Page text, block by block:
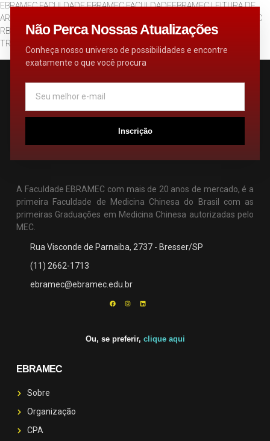
EBRAMECFACULDADE EBRAMECFACULDADEEBRAMECLEITURA DE
ARTIGOS
MTC
RBMC
REVISTARevista Brasileira de Medicina Chinesa SAUDE
TRATAMENTO
Não Perca Nossas Atualizações
Conheça nosso universo de possibilidades e encontre
exatamente o que você procura
Inscrição
A Faculdade EBRAMEC com mais de 20 anos de mercado, é a
primeira Faculdade de Medicina Chinesa do Brasil com as
primeiras Graduações em Medicina Chinesa autorizadas pelo
MEC.
Rua Visconde de Parnaiba, 2737 - Bresser/SP
(11) 2662-1713
ebramec@ebramec.edu.br
Ou, se preferir, clique aqui
EBRAMEC
Sobre
Organização
CPA